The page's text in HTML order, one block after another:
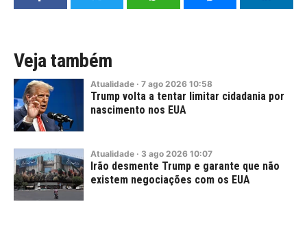
Veja também
Atualidade · 7 ago 2026 10:58
Trump volta a tentar limitar cidadania por
nascimento nos EUA
Atualidade · 3 ago 2026 10:07
Irão desmente Trump e garante que não
existem negociações com os EUA